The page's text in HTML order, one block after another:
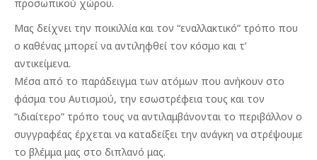
προσωπικού χώρου.
Μας δείχνει την ποικιλλία και τον “εναλλακτικό” τρόπο που
ο καθένας μπορεί να αντιληφθεί τον κόσμο και τ’
αντικείμενα.
Μέσα από το παράδειγμα των ατόμων που ανήκουν στο
φάσμα του Αυτισμού, την εσωστρέφεια τους και τον
“ιδιαίτερο” τρόπο τους να αντιλαμβάνονται το περιβάλλον ο
συγγραφέας έρχεται να καταδείξει την ανάγκη να στρέψουμε
το βλέμμα μας στο διπλανό μας.